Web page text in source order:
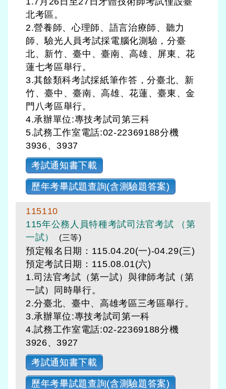
北考區。
2.營養師、心理師、語言治療師、聽力
師、驗光人員考試採電腦化測驗，分臺
北、新竹、臺中、臺南、高雄、屏東、花
蓮七考區舉行。
3.其餘類科考試採紙筆作答，分臺北、新
竹、臺中、臺南、高雄、花蓮、臺東、金
門八考區舉行。
4.承辦單位:專技考試司第三科
5.試務工作室電話:02-22369188分機
3936、3937
考試通知書下載
歷年考畢試題查詢(含測驗題答案)
115110
115年公務人員特種考試司法官考試 （第
一試）
(三等)
預定報名日期：115.04.20(一)-04.29(三)
預定考試日期： 115.08.01(六)
1.司法官考試（第一試）與律師考試（第
一試）同時舉行。
2.分臺北、臺中、高雄考區三考區舉行。
3.承辦單位:專技考試司第一科
4.試務工作室電話:02-22369188分機
3926、3927
考試通知書下載
歷年考畢試題查詢(含測驗題答案)